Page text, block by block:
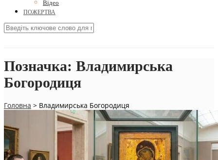
Відео
ПОЖЕРТВА
Позначка: Владимирська
Богородиця
Головна > Владимирська Богородиця